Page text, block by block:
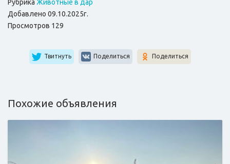
Рубрика Животные в дар
Добавлено 09.10.2025г.
Просмотров 129
Твитнуть Поделиться Поделиться
Похожие объявления